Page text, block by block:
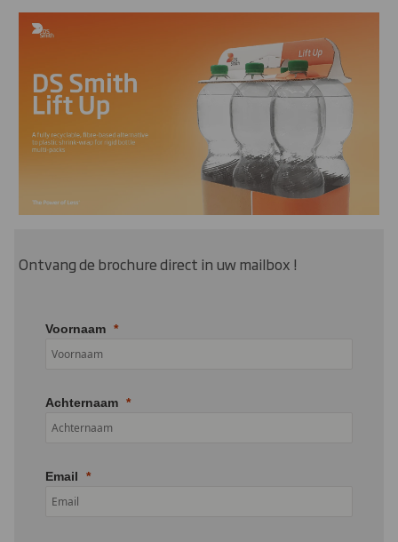
Ontvang de brochure direct in uw mailbox !
Voornaam
Achternaam
Email